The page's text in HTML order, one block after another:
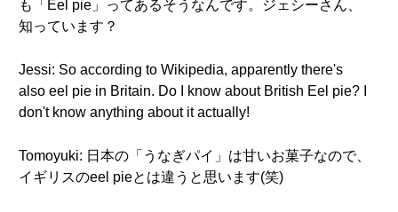
も「Eel pie」ってあるそうなんです。ジェシーさん、
知っています？
Jessi: So according to Wikipedia, apparently there's
also eel pie in Britain. Do I know about British Eel pie? I
don't know anything about it actually!
Tomoyuki: 日本の「うなぎパイ」は甘いお菓子なので、
イギリスのeel pieとは違うと思います(笑)